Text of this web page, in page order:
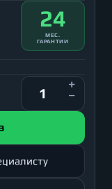
24
МЕС.
ГАРАНТИИ